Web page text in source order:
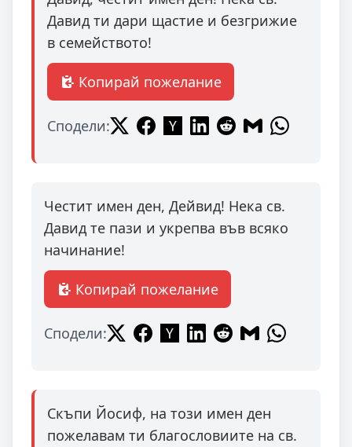
Давид ти дари щастие и безгрижие
в семейството!
Копирай пожелание
Сподели:
Честит имен ден, Дейвид! Нека св.
Давид те пази и укрепва във всяко
начинание!
Копирай пожелание
Сподели:
Скъпи Йосиф, на този имен ден
пожелавам ти благословиите на св.